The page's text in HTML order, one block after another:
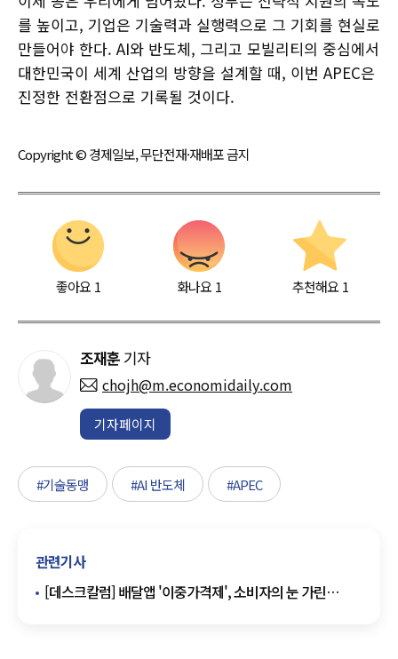
를 높이고, 기업은 기술력과 실행력으로 그 기회를 현실로
만들어야 한다. AI와 반도체, 그리고 모빌리티의 중심에서
대한민국이 세계 산업의 방향을 설계할 때, 이번 APEC은
진정한 전환점으로 기록될 것이다.
Copyright © 경제일보, 무단전재·재배포 금지
좋아요 1 화나요 1 추천해요 1
조재훈 기자
chojh@m.economidaily.com
기자페이지
#기술동맹 #AI 반도체 #APEC
관련기사
[데스크칼럼] 배달앱 '이중가격제', 소비자의 눈 가린